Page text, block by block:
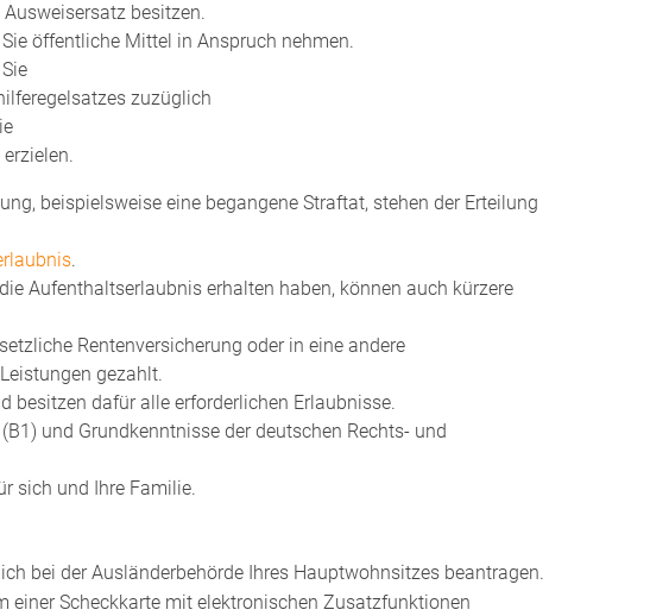
Ausweisersatz besitzen.
öffentliche Mittel in Anspruch nehmen.
tzes zuzüglich
beispielsweise eine begangene Straftat, stehen der Erteilung
.
Aufenthaltserlaubnis erhalten haben, können auch kürzere
Rentenversicherung oder in eine andere
gezahlt.
besitzen dafür alle erforderlichen Erlaubnisse.
und Grundkenntnisse der deutschen Rechts- und
sich und Ihre Familie.
bei der Ausländerbehörde Ihres Hauptwohnsitzes beantragen.
einer Scheckkarte mit elektronischen Zusatzfunktionen